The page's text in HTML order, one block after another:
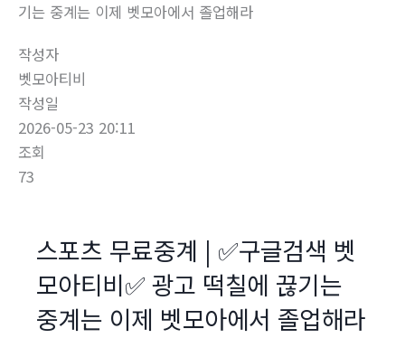
기는 중계는 이제 벳모아에서 졸업해라
작성자
벳모아티비
작성일
2026-05-23 20:11
조회
73
스포츠 무료중계 | ✅구글검색 벳
모아티비✅ 광고 떡칠에 끊기는
중계는 이제 벳모아에서 졸업해라